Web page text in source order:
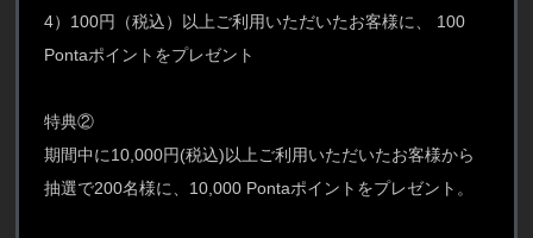
4）100円（税込）以上ご利用いただいたお客様に、 100
Pontaポイントをプレゼント
特典②
期間中に10,000円(税込)以上ご利用いただいたお客様から
抽選で200名様に、10,000 Pontaポイントをプレゼント。